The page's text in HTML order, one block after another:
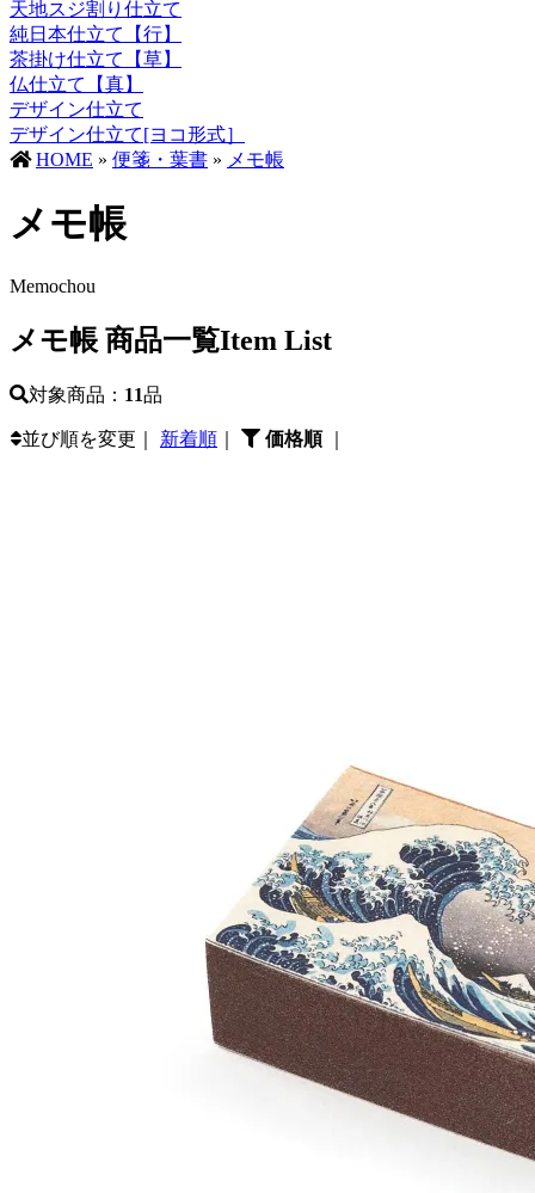
天地スジ割り仕立て
純日本仕立て【行】
茶掛け仕立て【草】
仏仕立て【真】
デザイン仕立て
デザイン仕立て[ヨコ形式］
HOME » 便箋・葉書 » メモ帳
メモ帳
Memochou
メモ帳 商品一覧Item List
対象商品： 11品
並び順を変更｜ 新着順 価格順｜